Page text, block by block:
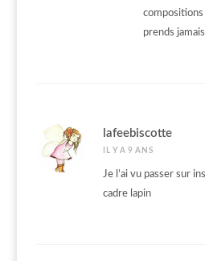
compositions
prends
lafeebiscotte
IL Y A 9 ANS
Je l’ai vu passer sur
cadre lapin